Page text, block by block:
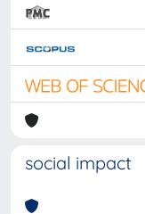
social impact